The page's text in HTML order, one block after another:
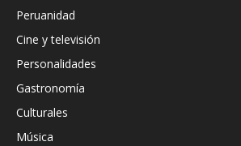
Peruanidad
Cine y televisión
Personalidades
Gastronomía
Culturales
Música